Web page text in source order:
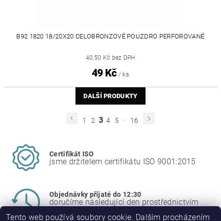
B92 1820 18/20X20 CELOBRONZOVÉ POUZDRO PERFOROVANÉ
40,50 Kč bez DPH
49 Kč / ks
DALŠÍ PRODUKTY
1 2 3 4 5 ... 16
Certifikát ISO
jsme držitelem certifikátu ISO 9001:2015
Objednávky přijaté do 12:30
doručíme následující den prostřednictvím
Tento web používá soubory cookie. Dalším procházením